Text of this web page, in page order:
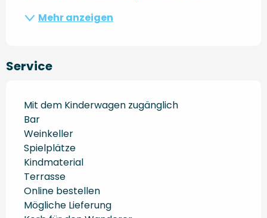
Mehr anzeigen
Service
Mit dem Kinderwagen zugänglich
Bar
Weinkeller
Spielplätze
Kindmaterial
Terrasse
Online bestellen
Mögliche Lieferung